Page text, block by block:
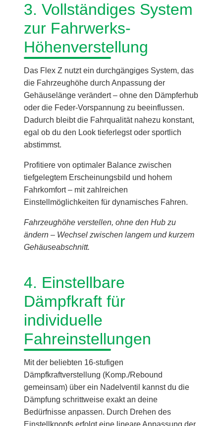
3. Vollständiges System
zur Fahrwerks-
Höhenverstellung
Das Flex Z nutzt ein durchgängiges System, das
die Fahrzeughöhe durch Anpassung der
Gehäuselänge verändert – ohne den Dämpferhub
oder die Feder-Vorspannung zu beeinflussen.
Dadurch bleibt die Fahrqualität nahezu konstant,
egal ob du den Look tieferlegst oder sportlich
abstimmst.
Profitiere von optimaler Balance zwischen
tiefgelegtem Erscheinungsbild und hohem
Fahrkomfort – mit zahlreichen
Einstellmöglichkeiten für dynamisches Fahren.
Fahrzeughöhe verstellen, ohne den Hub zu
ändern – Wechsel zwischen langem und kurzem
Gehäuseabschnitt.
4. Einstellbare
Dämpfkraft für
individuelle
Fahreinstellungen
Mit der beliebten 16-stufigen
Dämpfkraftverstellung (Komp./Rebound
gemeinsam) über ein Nadelventil kannst du die
Dämpfung schrittweise exakt an deine
Bedürfnisse anpassen. Durch Drehen des